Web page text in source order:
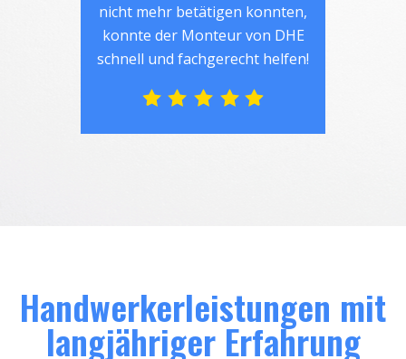
nicht mehr betätigen konnten,
konnte der Monteur von DHE
schnell und fachgerecht helfen!
Handwerkerleistungen mit
langjähriger Erfahrung